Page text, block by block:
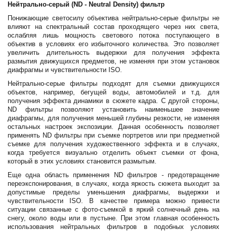
Нейтрально-серый (ND - Neutral Density) фильтр
Понижающие светосилу объектива нейтрально-серые фильтры не
влияют на спектральный состав проходящего через них света,
ослабляя лишь мощность светового потока поступающего в
объектив в условиях его избыточного количества. Это позволяет
увеличить длительность выдержки для получения эффекта
размытия движущихся предметов, не изменяя при этом установок
диафрагмы и чувствительности ISO.
Нейтрально-серые фильтры подходят для съемки движущихся
объектов, например, бегущей воды, автомобилей и т.д. для
получения эффекта динамики в сюжете кадра. С другой стороны,
ND фильтры позволяют установить наименьшее значение
диафрагмы, для получения меньшей глубины резкости, не изменяя
остальных настроек экспозиции. Данная особенность позволяет
применять ND фильтры при съемке портретов или при предметной
съемке для получения художественного эффекта и в случаях,
когда требуется визуально отделить объект съемки от фона,
который в этих условиях становится размытым.
Еще одна область применения ND фильтров - предотвращение
переэкспонирования, в случаях, когда яркость сюжета выходит за
допустимые пределы уменьшения диафрагмы, выдержки и
чувствительности ISO. В качестве примера можно привести
ситуации связанные с фото-съемкой в яркий солнечный день на
снегу, около воды или в пустыне. При этом главная особенность
использования нейтральных фильтров в подобных условиях